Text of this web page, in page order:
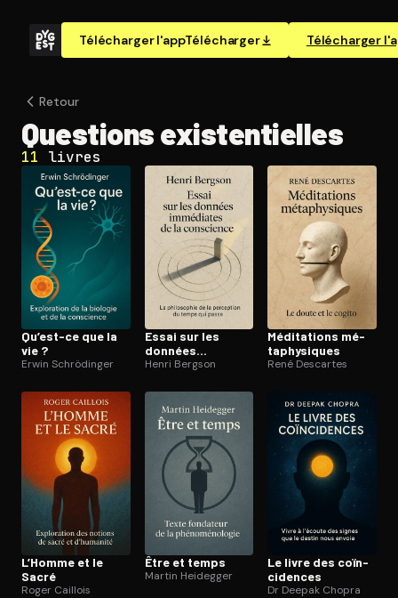
Télécharger l'appTélécharger Télécharger
Ouvre l'app Appareil photo, pointe sur le code. C'est gratuit à
Retour
Questions exis­ten­tielles
11 livres
Qu’est-ce que la
vie ?
Erwin Schrödinger
Essai sur les
données
immédiates de la
Henri Bergson
Méditations mé­
ta­phy­siques
René Descartes
L’Homme et le
Sacré
Roger Caillois
Être et temps
Martin Heidegger
Le livre des coïn­
ci­dences
Dr Deepak Chopra